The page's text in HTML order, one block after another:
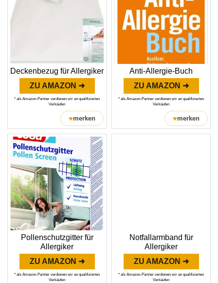
Deckenbezug für Allergiker
ZU AMAZON ➜
* als Amazon-Partner verdienen wir an qualifizierten
Verkäufen
♥merken
Anti-Allergie-Buch
ZU AMAZON ➜
* als Amazon-Partner verdienen wir an qualifizierten
Verkäufen
♥merken
Pollenschutzgitter für
Allergiker
ZU AMAZON ➜
* als Amazon-Partner verdienen wir an qualifizierten
Verkäufen
Notfallarmband für
Allergiker
ZU AMAZON ➜
* als Amazon-Partner verdienen wir an qualifizierten
Verkäufen